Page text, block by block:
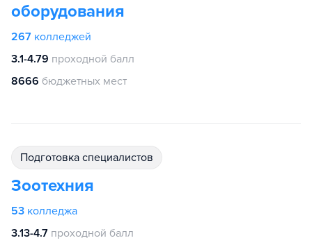
оборудования
267 колледжей
3.1-4.79 проходной балл
8666 бюджетных мест
подготовка специалистов
Зоотехния
53 колледжа
3.13-4.7 проходной балл